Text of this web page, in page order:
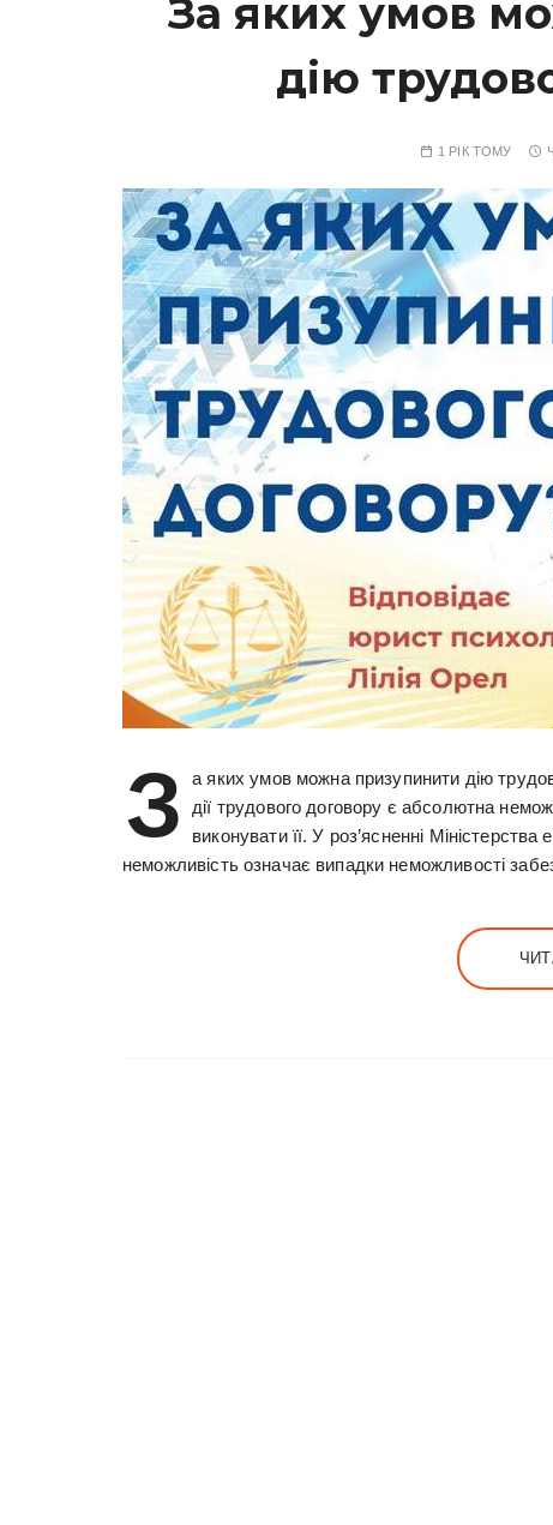
За яких умов
дію
1 РІК ТОМУ
З
а яких умов можна призупинити дію
дії трудового договору є абсолютна
виконувати її. У роз’ясненні
неможливість означає випадки неможливості